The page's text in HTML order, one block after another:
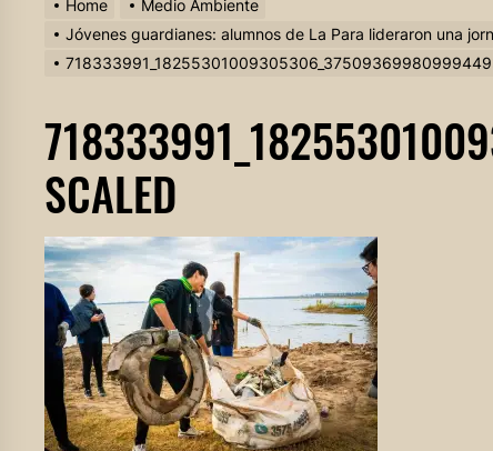
Home
Medio Ambiente
Jóvenes guardianes: alumnos de La Para lideraron una
SCALED